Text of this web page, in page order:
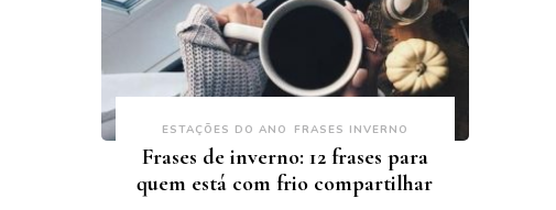
ESTAÇÕES DO ANO FRASES INVERNO
Frases de inverno: 12 frases para
quem está com frio compartilhar